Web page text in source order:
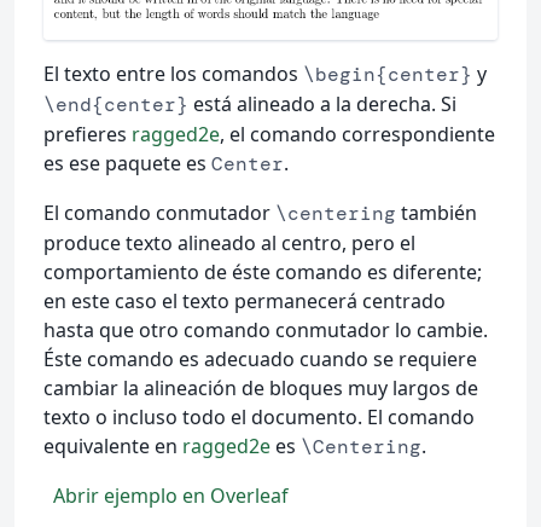
El texto entre los comandos \begin{center} y
\end{center} está alineado a la derecha. Si
prefieres ragged2e, el comando correspondiente
es ese paquete es Center.
El comando conmutador \centering también
produce texto alineado al centro, pero el
comportamiento de éste comando es diferente;
en este caso el texto permanecerá centrado
hasta que otro comando conmutador lo cambie.
Éste comando es adecuado cuando se requiere
cambiar la alineación de bloques muy largos de
texto o incluso todo el documento. El comando
equivalente en ragged2ees \Centering.
Abrir ejemplo en Overleaf